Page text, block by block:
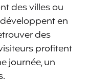
des villes ou
en
des
profitent
journée, un